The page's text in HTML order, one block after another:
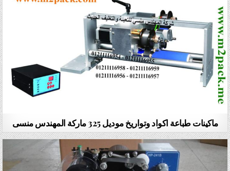
ماكينات طباعة اكواد وتواريخ موديل 325 ماركة المهندس منسى